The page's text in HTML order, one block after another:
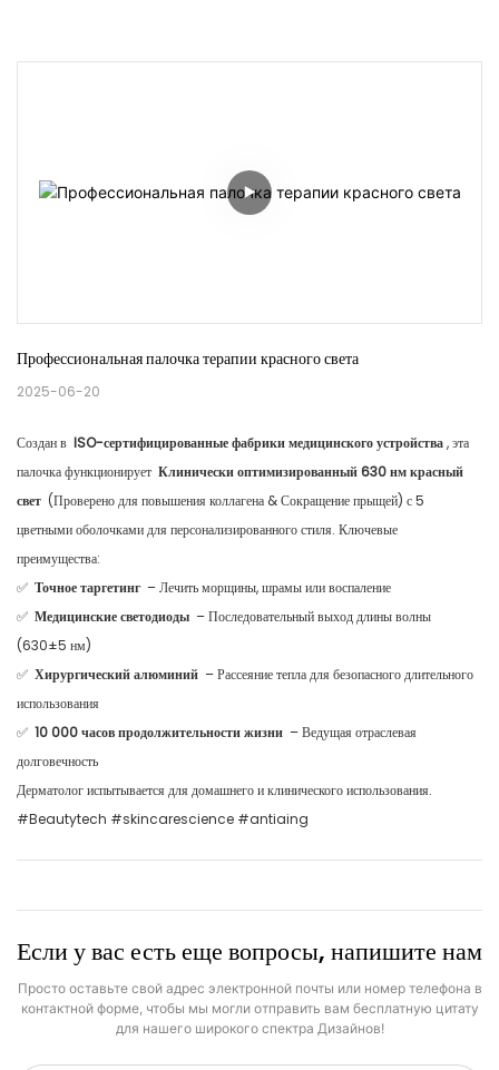
Профессиональная палочка терапии красного света
2025-06-20
Создан в ISO-сертифицированные фабрики медицинского устройства, эта
палочка функционирует Клинически оптимизированный 630 нм красный
свет (Проверено для повышения коллагена & Сокращение прыщей) с 5
цветными оболочками для персонализированного стиля. Ключевые
преимущества:
✅ Точное таргетинг – Лечить морщины, шрамы или воспаление
✅ Медицинские светодиоды – Последовательный выход длины волны
(630±5 нм)
✅ Хирургический алюминий – Рассеяние тепла для безопасного длительного
использования
✅ 10 000 часов продолжительности жизни – Ведущая отраслевая
долговечность
Дерматолог испытывается для домашнего и клинического использования.
#Beautytech #skincarescience #antiaing
Если у вас есть еще вопросы, напишите нам
Просто оставьте свой адрес электронной почты или номер телефона в
контактной форме, чтобы мы могли отправить вам бесплатную цитату
для нашего широкого спектра Дизайнов!